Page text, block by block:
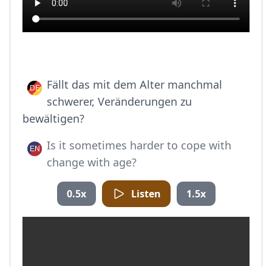
Fällt das mit dem Alter manchmal
schwerer, Veränderungen zu
bewältigen?
Is it sometimes harder to cope with
change with age?
0.5x Listen 1.5x